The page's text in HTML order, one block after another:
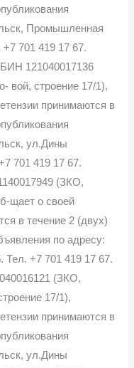
Промышленная
701 419 17 67.
121040017136
вой, строение 17/1),
принимаются в
ул.Дины
701 419 17 67.
(ЗКО,
щает о своей
в течение 2 (двух)
по адресу:
Тел. +7 701 419 17 67.
(ЗКО,
17/1),
принимаются в
ул.Дины